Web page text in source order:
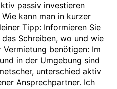
passiv investieren
kann man in kurzer
Tipp: Informieren Sie
Schreiben, wo und wie
benötigen: Im
in der Umgebung sind
unterschied aktiv
Ansprechpartner. Ich